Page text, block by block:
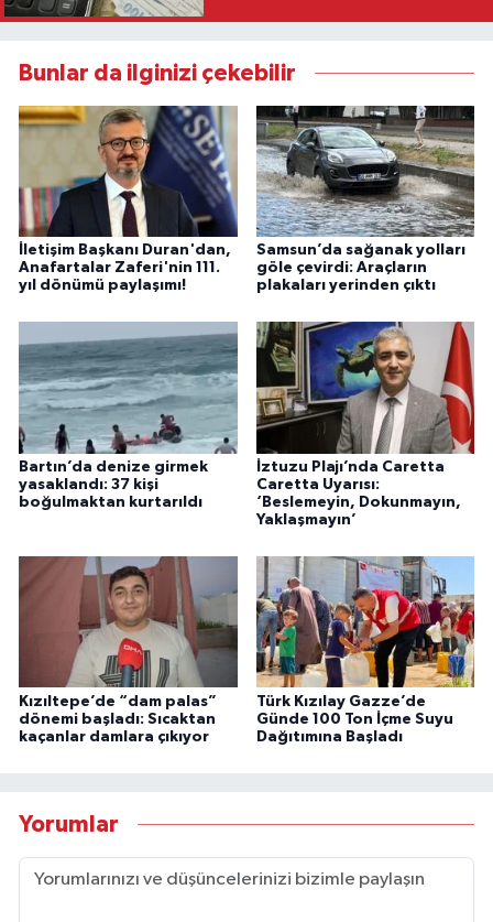
Bunlar da ilginizi çekebilir
İletişim Başkanı Duran'dan,
Anafartalar Zaferi'nin 111.
yıl dönümü paylaşımı!
Samsun’da sağanak yolları
göle çevirdi: Araçların
plakaları yerinden çıktı
Bartın’da denize girmek
yasaklandı: 37 kişi
boğulmaktan kurtarıldı
İztuzu Plajı’nda Caretta
Caretta Uyarısı:
‘Beslemeyin, Dokunmayın,
Yaklaşmayın’
Kızıltepe’de “dam palas”
dönemi başladı: Sıcaktan
kaçanlar damlara çıkıyor
Türk Kızılay Gazze’de
Günde 100 Ton İçme Suyu
Dağıtımına Başladı
Yorumlar